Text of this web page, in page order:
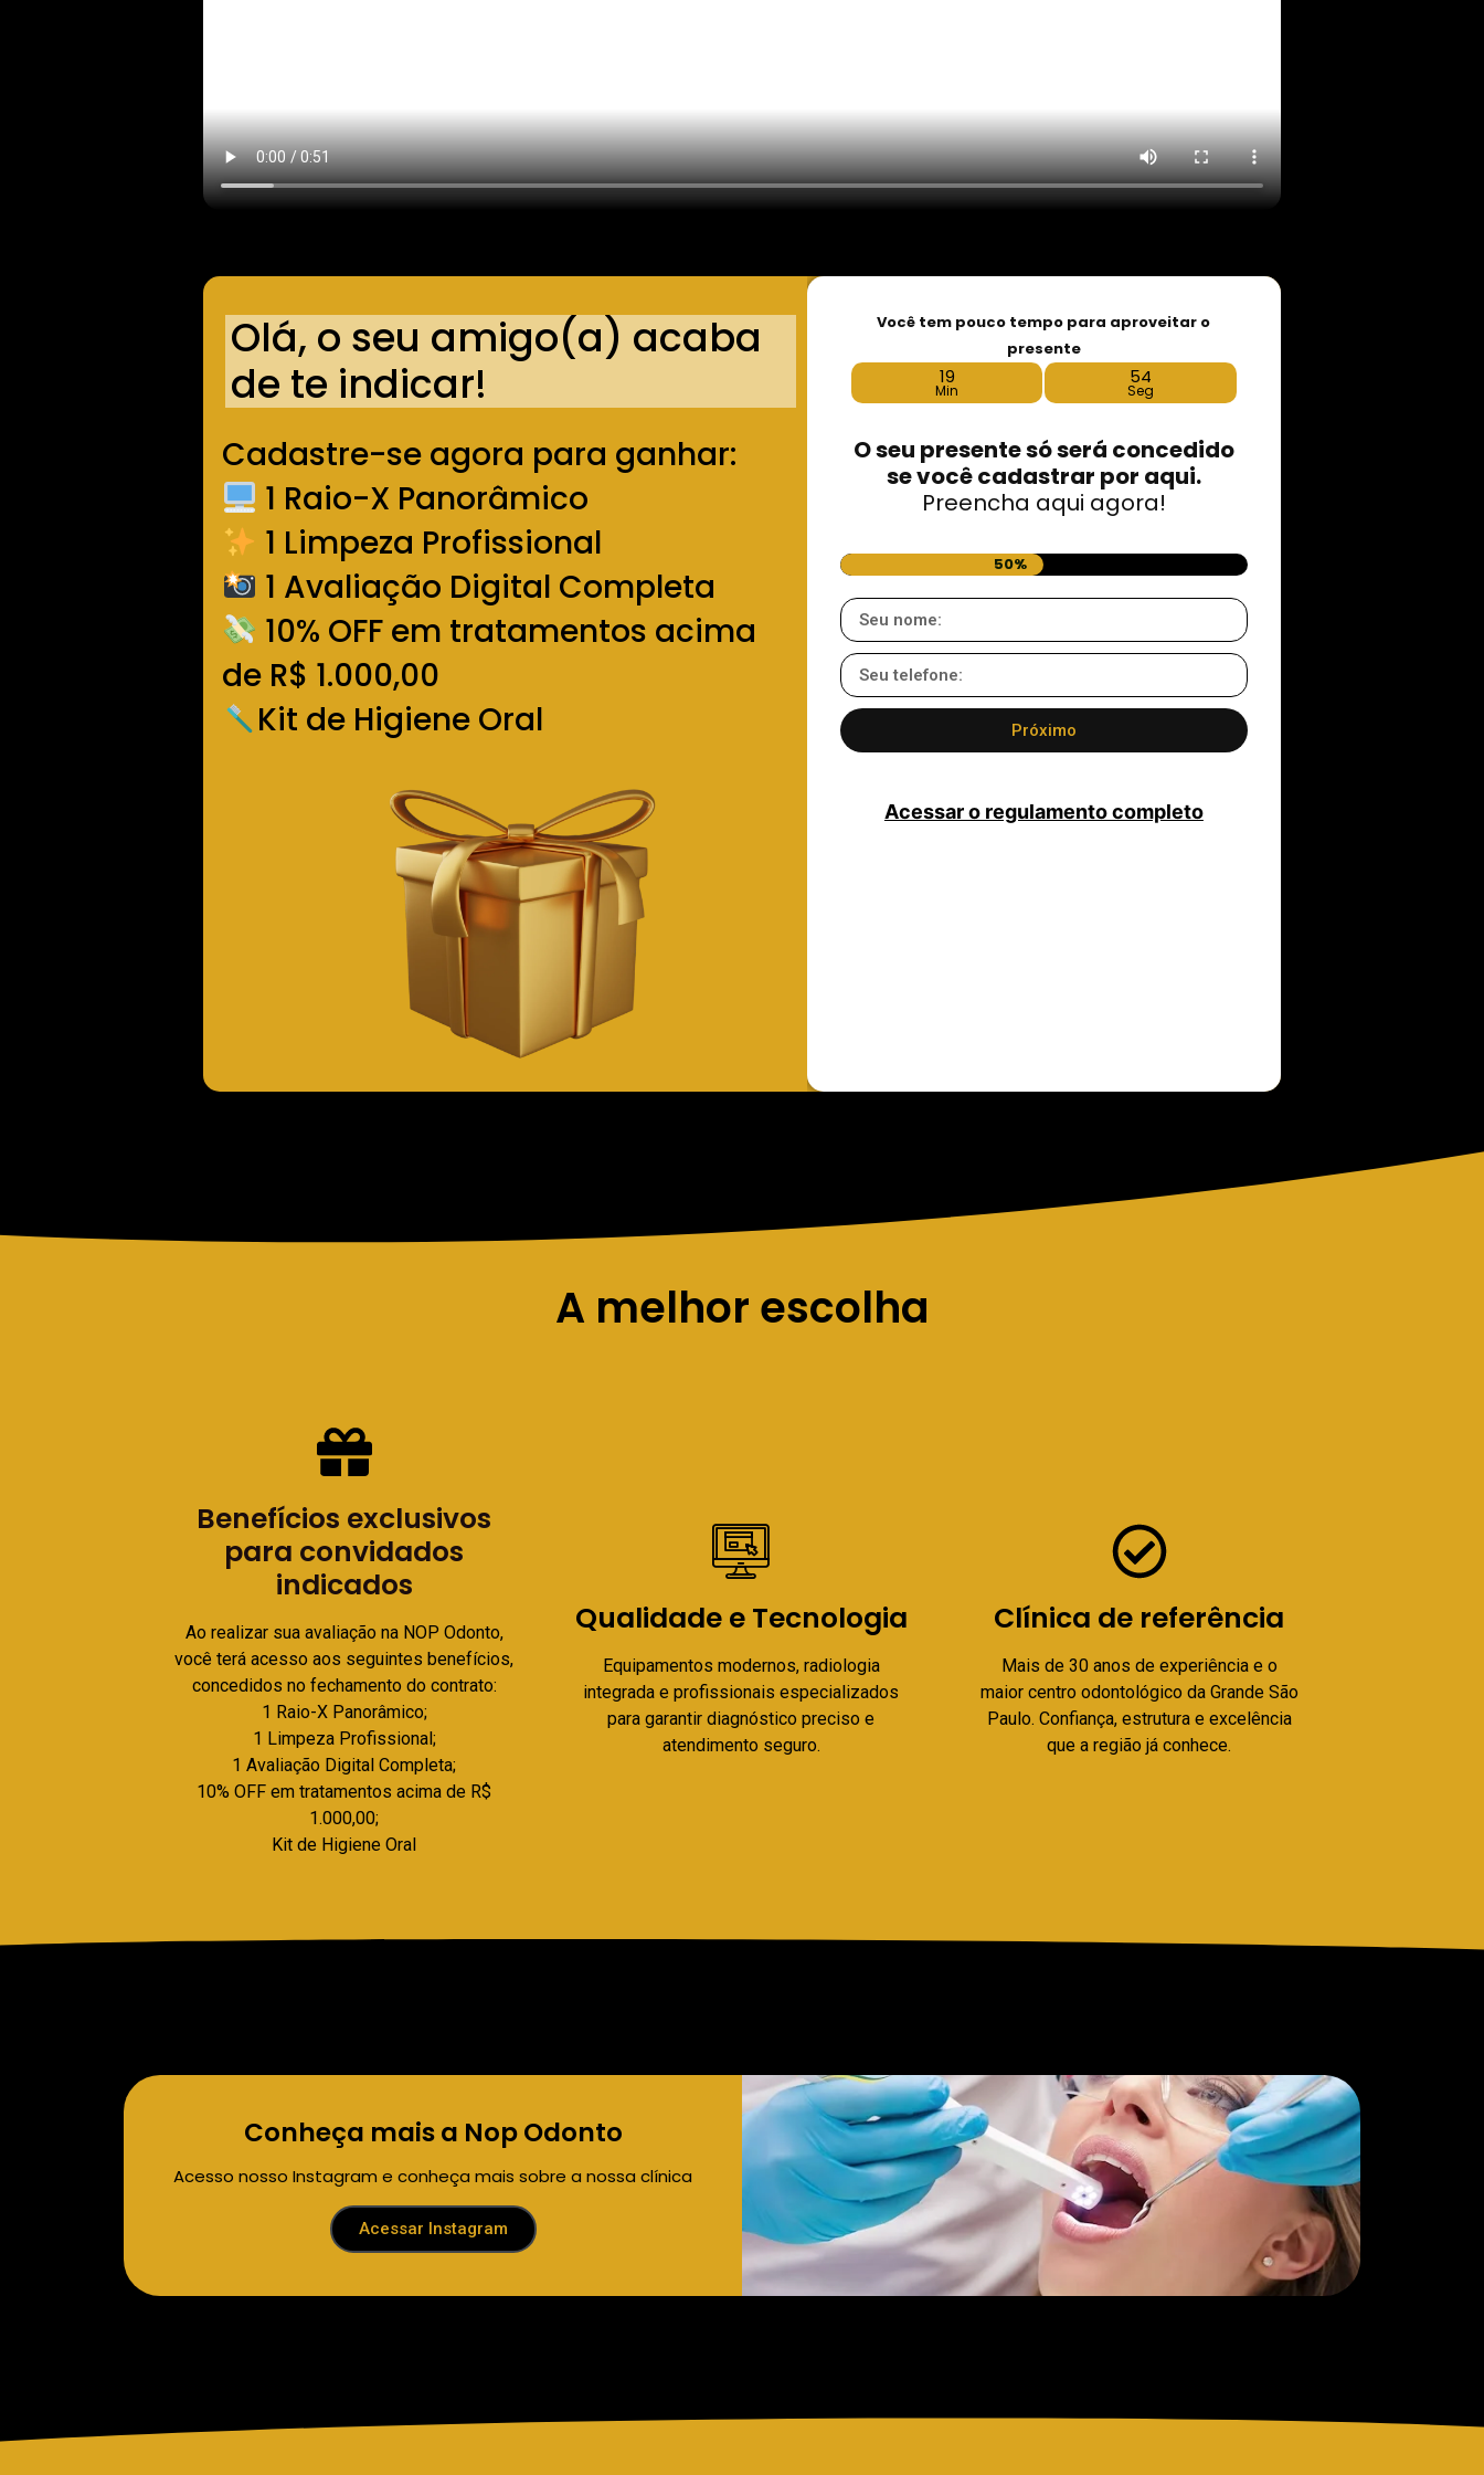
Olá, o seu amigo(a) acaba
de te indicar!
Cadastre-se agora para ganhar:
1 Raio-X Panorâmico
1 Limpeza Profissional
1 Avaliação Digital Completa
10% OFF em tratamentos acima
de R$ 1.000,00
Kit de Higiene Oral
Você tem pouco tempo para aproveitar o
presente
19
Min
54
Seg
O seu presente só será concedido
se você cadastrar por aqui.
Preencha aqui agora!
50%
Próximo
Acessar o regulamento completo
A melhor escolha
Benefícios exclusivos
para convidados
indicados
Ao realizar sua avaliação na NOP Odonto,
você terá acesso aos seguintes benefícios,
concedidos no fechamento do contrato:
1 Raio-X Panorâmico;
1 Limpeza Profissional;
1 Avaliação Digital Completa;
10% OFF em tratamentos acima de R$
1.000,00;
Kit de Higiene Oral
Qualidade e Tecnologia
Equipamentos modernos, radiologia
integrada e profissionais especializados
para garantir diagnóstico preciso e
atendimento seguro.
Clínica de referência
Mais de 30 anos de experiência e o
maior centro odontológico da Grande São
Paulo. Confiança, estrutura e excelência
que a região já conhece.
Conheça mais a Nop Odonto
Acesso nosso Instagram e conheça mais sobre a nossa clínica
Acessar Instagram